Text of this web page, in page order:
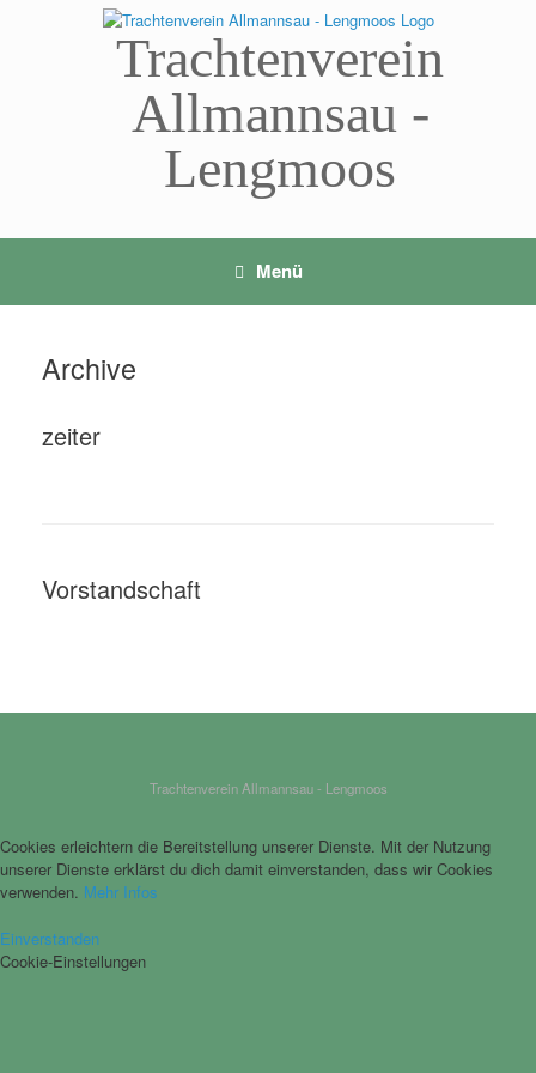
Trachtenverein
Allmannsau -
Lengmoos
Menü
Archive
zeiter
Vorstandschaft
Trachtenverein Allmannsau - Lengmoos
Cookies erleichtern die Bereitstellung unserer Dienste. Mit der Nutzung
unserer Dienste erklärst du dich damit einverstanden, dass wir Cookies
verwenden. Mehr Infos
Einverstanden
Cookie-Einstellungen